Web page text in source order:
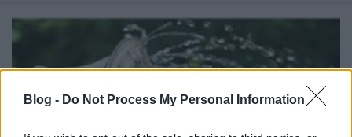
Blog - Do Not Process My Personal Information